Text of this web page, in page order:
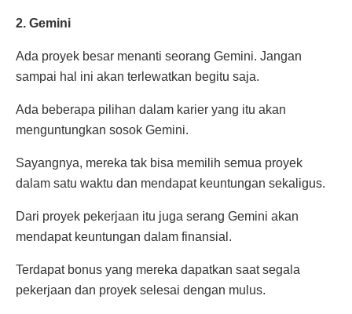
2. Gemini
Ada proyek besar menanti seorang Gemini. Jangan
sampai hal ini akan terlewatkan begitu saja.
Ada beberapa pilihan dalam karier yang itu akan
menguntungkan sosok Gemini.
Sayangnya, mereka tak bisa memilih semua proyek
dalam satu waktu dan mendapat keuntungan sekaligus.
Dari proyek pekerjaan itu juga serang Gemini akan
mendapat keuntungan dalam finansial.
Terdapat bonus yang mereka dapatkan saat segala
pekerjaan dan proyek selesai dengan mulus.